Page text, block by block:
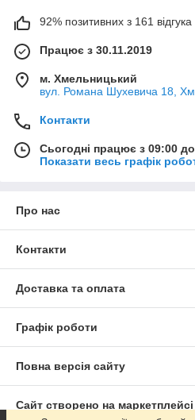
92% позитивних з 161 відгука
Працює з 30.11.2019
м. Хмельницький
вул. Романа Шухевича 18,
Контакти
Сьогодні працює з 09:00
Показати весь графік
Про нас
Контакти
Доставка та оплата
Графік роботи
Повна версія сайту
Сайт створено на маркетплейсі